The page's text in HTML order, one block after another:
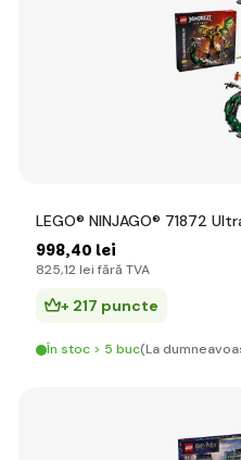
LEGO® NINJAGO® 71872
998,40 lei
825,12 lei fără TVA
+ 217 puncte
În stoc > 5 buc(La